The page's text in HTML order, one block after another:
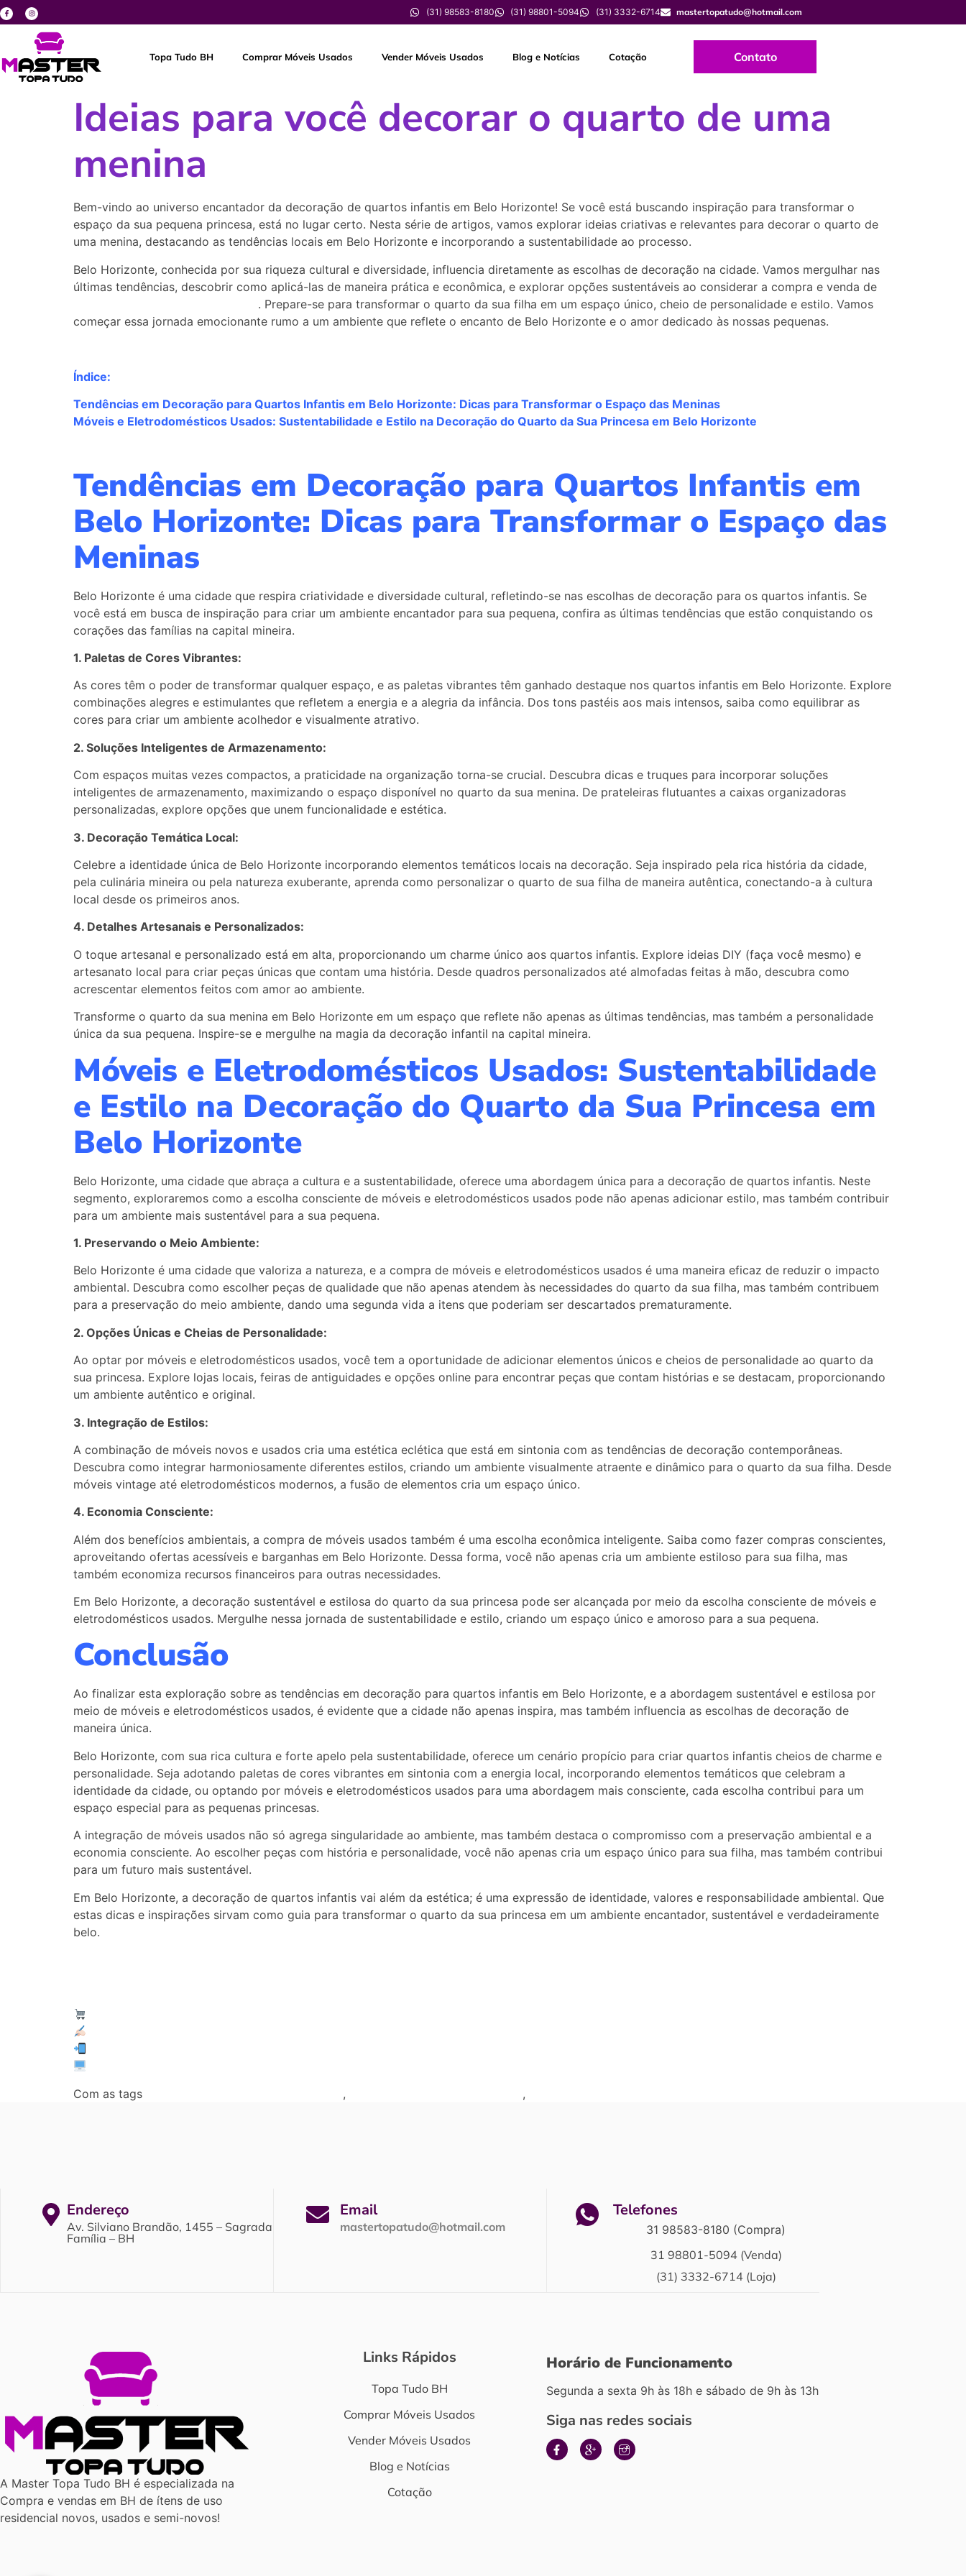
(31) 98583-8180 (31) 98801-5094 (31) 3332-6714 mastertopatudo@hotmail.com
Topa Tudo BH Comprar Móveis Usados Vender Móveis Usados Blog e Notícias Cotação Contato
Ideias para você decorar o quarto de uma
menina
Bem-vindo ao universo encantador da decoração de quartos infantis em Belo Horizonte! Se você está buscando inspiração para transformar o
espaço da sua pequena princesa, está no lugar certo. Nesta série de artigos, vamos explorar ideias criativas e relevantes para decorar o quarto de
uma menina, destacando as tendências locais em Belo Horizonte e incorporando a sustentabilidade ao processo.
Belo Horizonte, conhecida por sua riqueza cultural e diversidade, influencia diretamente as escolhas de decoração na cidade. Vamos mergulhar nas
últimas tendências, descobrir como aplicá-las de maneira prática e econômica, e explorar opções sustentáveis ao considerar a compra e venda de
. Prepare-se para transformar o quarto da sua filha em um espaço único, cheio de personalidade e estilo. Vamos
começar essa jornada emocionante rumo a um ambiente que reflete o encanto de Belo Horizonte e o amor dedicado às nossas pequenas.
Índice:
Tendências em Decoração para Quartos Infantis em Belo Horizonte: Dicas para Transformar o Espaço das Meninas
Móveis e Eletrodomésticos Usados: Sustentabilidade e Estilo na Decoração do Quarto da Sua Princesa em Belo Horizonte
Tendências em Decoração para Quartos Infantis em
Belo Horizonte: Dicas para Transformar o Espaço das
Meninas
Belo Horizonte é uma cidade que respira criatividade e diversidade cultural, refletindo-se nas escolhas de decoração para os quartos infantis. Se
você está em busca de inspiração para criar um ambiente encantador para sua pequena, confira as últimas tendências que estão conquistando os
corações das famílias na capital mineira.
1. Paletas de Cores Vibrantes:
As cores têm o poder de transformar qualquer espaço, e as paletas vibrantes têm ganhado destaque nos quartos infantis em Belo Horizonte. Explore
combinações alegres e estimulantes que refletem a energia e a alegria da infância. Dos tons pastéis aos mais intensos, saiba como equilibrar as
cores para criar um ambiente acolhedor e visualmente atrativo.
2. Soluções Inteligentes de Armazenamento:
Com espaços muitas vezes compactos, a praticidade na organização torna-se crucial. Descubra dicas e truques para incorporar soluções
inteligentes de armazenamento, maximizando o espaço disponível no quarto da sua menina. De prateleiras flutuantes a caixas organizadoras
personalizadas, explore opções que unem funcionalidade e estética.
3. Decoração Temática Local:
Celebre a identidade única de Belo Horizonte incorporando elementos temáticos locais na decoração. Seja inspirado pela rica história da cidade,
pela culinária mineira ou pela natureza exuberante, aprenda como personalizar o quarto de sua filha de maneira autêntica, conectando-a à cultura
local desde os primeiros anos.
4. Detalhes Artesanais e Personalizados:
O toque artesanal e personalizado está em alta, proporcionando um charme único aos quartos infantis. Explore ideias DIY (faça você mesmo) e
artesanato local para criar peças únicas que contam uma história. Desde quadros personalizados até almofadas feitas à mão, descubra como
acrescentar elementos feitos com amor ao ambiente.
Transforme o quarto da sua menina em Belo Horizonte em um espaço que reflete não apenas as últimas tendências, mas também a personalidade
única da sua pequena. Inspire-se e mergulhe na magia da decoração infantil na capital mineira.
Móveis e Eletrodomésticos Usados: Sustentabilidade
e Estilo na Decoração do Quarto da Sua Princesa em
Belo Horizonte
Belo Horizonte, uma cidade que abraça a cultura e a sustentabilidade, oferece uma abordagem única para a decoração de quartos infantis. Neste
segmento, exploraremos como a escolha consciente de móveis e eletrodomésticos usados pode não apenas adicionar estilo, mas também contribuir
para um ambiente mais sustentável para a sua pequena.
1. Preservando o Meio Ambiente:
Belo Horizonte é uma cidade que valoriza a natureza, e a compra de móveis e eletrodomésticos usados é uma maneira eficaz de reduzir o impacto
ambiental. Descubra como escolher peças de qualidade que não apenas atendem às necessidades do quarto da sua filha, mas também contribuem
para a preservação do meio ambiente, dando uma segunda vida a itens que poderiam ser descartados prematuramente.
2. Opções Únicas e Cheias de Personalidade:
Ao optar por móveis e eletrodomésticos usados, você tem a oportunidade de adicionar elementos únicos e cheios de personalidade ao quarto da
sua princesa. Explore lojas locais, feiras de antiguidades e opções online para encontrar peças que contam histórias e se destacam, proporcionando
um ambiente autêntico e original.
3. Integração de Estilos:
A combinação de móveis novos e usados cria uma estética eclética que está em sintonia com as tendências de decoração contemporâneas.
Descubra como integrar harmoniosamente diferentes estilos, criando um ambiente visualmente atraente e dinâmico para o quarto da sua filha. Desde
móveis vintage até eletrodomésticos modernos, a fusão de elementos cria um espaço único.
4. Economia Consciente:
Além dos benefícios ambientais, a compra de móveis usados também é uma escolha econômica inteligente. Saiba como fazer compras conscientes,
aproveitando ofertas acessíveis e barganhas em Belo Horizonte. Dessa forma, você não apenas cria um ambiente estiloso para sua filha, mas
também economiza recursos financeiros para outras necessidades.
Em Belo Horizonte, a decoração sustentável e estilosa do quarto da sua princesa pode ser alcançada por meio da escolha consciente de móveis e
eletrodomésticos usados. Mergulhe nessa jornada de sustentabilidade e estilo, criando um espaço único e amoroso para a sua pequena.
Conclusão
Ao finalizar esta exploração sobre as tendências em decoração para quartos infantis em Belo Horizonte, e a abordagem sustentável e estilosa por
meio de móveis e eletrodomésticos usados, é evidente que a cidade não apenas inspira, mas também influencia as escolhas de decoração de
maneira única.
Belo Horizonte, com sua rica cultura e forte apelo pela sustentabilidade, oferece um cenário propício para criar quartos infantis cheios de charme e
personalidade. Seja adotando paletas de cores vibrantes em sintonia com a energia local, incorporando elementos temáticos que celebram a
identidade da cidade, ou optando por móveis e eletrodomésticos usados para uma abordagem mais consciente, cada escolha contribui para um
espaço especial para as pequenas princesas.
A integração de móveis usados não só agrega singularidade ao ambiente, mas também destaca o compromisso com a preservação ambiental e a
economia consciente. Ao escolher peças com história e personalidade, você não apenas cria um espaço único para sua filha, mas também contribui
para um futuro mais sustentável.
Em Belo Horizonte, a decoração de quartos infantis vai além da estética; é uma expressão de identidade, valores e responsabilidade ambiental. Que
estas dicas e inspirações sirvam como guia para transformar o quarto da sua princesa em um ambiente encantador, sustentável e verdadeiramente
belo.
Com as tags
, ,
Endereço
Av. Silviano Brandão, 1455 – Sagrada
Família – BH
Email
mastertopatudo@hotmail.com
Telefones
31 98583-8180 (Compra)
31 98801-5094 (Venda)
(31) 3332-6714 (Loja)
A Master Topa Tudo BH é especializada na
Compra e vendas em BH de ítens de uso
residencial novos, usados e semi-novos!
Links Rápidos
Topa Tudo BH
Comprar Móveis Usados
Vender Móveis Usados
Blog e Notícias
Cotação
Horário de Funcionamento
Segunda a sexta 9h às 18h e sábado de 9h às 13h
Siga nas redes sociais